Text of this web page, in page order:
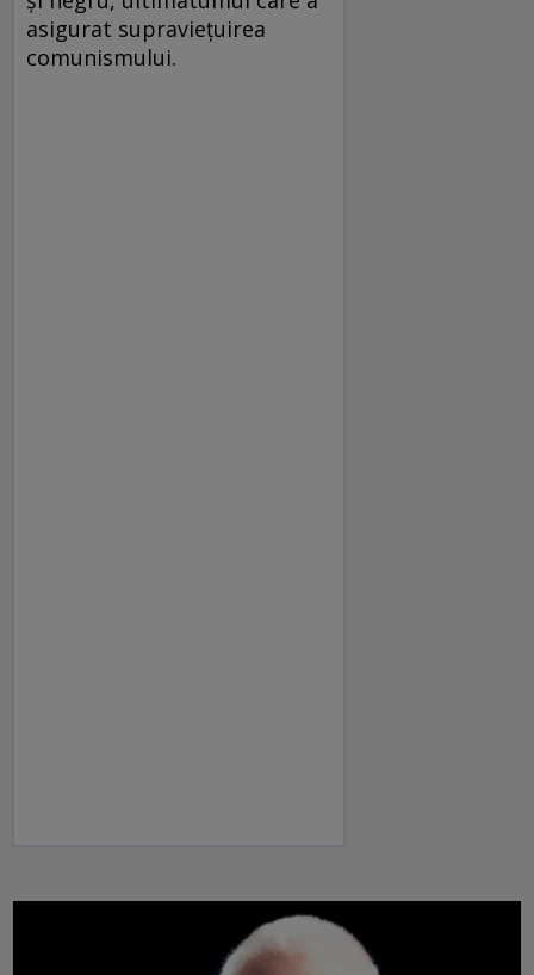
asigurat supravieţuirea
comunismului.